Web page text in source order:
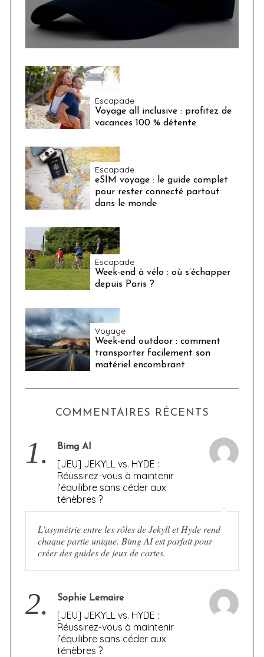
Escapade
Voyage all inclusive : profitez de
vacances 100 % détente
Escapade
eSIM voyage : le guide complet
pour rester connecté partout
dans le monde
Escapade
Week-end à vélo : où s’échapper
depuis Paris ?
Voyage
Week-end outdoor : comment
transporter facilement son
matériel encombrant
COMMENTAIRES RÉCENTS
1. Bimg AI
[JEU] JEKYLL vs. HYDE :
Réussirez-vous à maintenir
l’équilibre sans céder aux
ténèbres ?
L'asymétrie entre les rôles de Jekyll et Hyde rend
chaque partie unique. Bimg AI est parfait pour
créer des guides de jeux de cartes.
2. Sophie Lemaire
[JEU] JEKYLL vs. HYDE :
Réussirez-vous à maintenir
l’équilibre sans céder aux
ténèbres ?